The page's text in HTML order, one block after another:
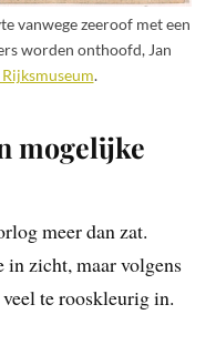
vanwege zeeroof met een
worden onthoofd, Jan
.
mogelijke
meer dan zat.
zicht, maar volgens
te rooskleurig in.